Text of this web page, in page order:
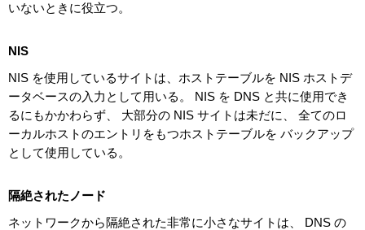
いないときに役立つ。
NIS
NIS を使用しているサイトは、ホストテーブルを NIS ホストデ
ータベースの入力として用いる。 NIS を DNS と共に使用でき
るにもかかわらず、 大部分の NIS サイトは未だに、 全てのロ
ーカルホストのエントリをもつホストテーブルを バックアップ
として使用している。
隔絶されたノード
ネットワークから隔絶された非常に小さなサイトは、 DNS の